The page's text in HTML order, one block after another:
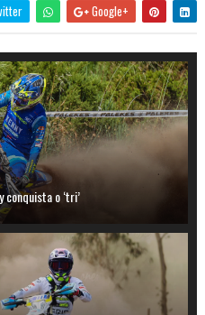
Google+
conquista o ‘tri’